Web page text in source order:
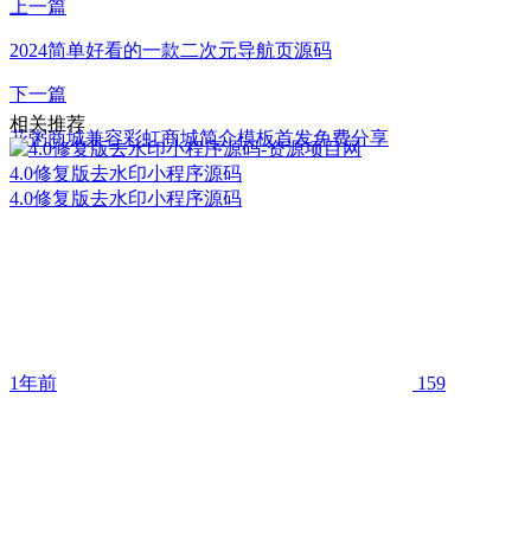
上一篇
2024简单好看的一款二次元导航页源码
下一篇
花粥商城兼容彩虹商城简介模板首发免费分享
相关推荐
4.0修复版去水印小程序源码
4.0修复版去水印小程序源码
1年前 159